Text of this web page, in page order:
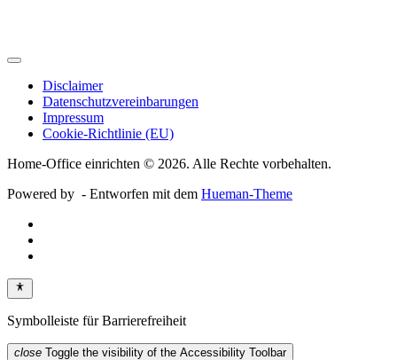
Disclaimer
Datenschutzvereinbarungen
Impressum
Cookie-Richtlinie (EU)
Home-Office einrichten © 2026. Alle Rechte vorbehalten.
Powered by - Entworfen mit dem Hueman-Theme
Symbolleiste für Barrierefreiheit
close Toggle the visibility of the Accessibility Toolbar